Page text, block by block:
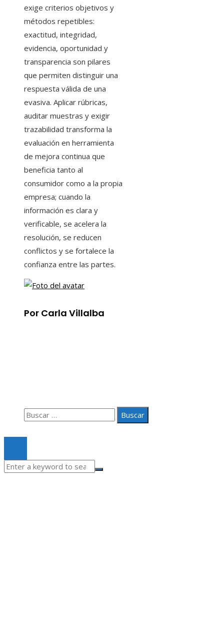
exige criterios objetivos y
métodos repetibles:
exactitud, integridad,
evidencia, oportunidad y
transparencia son pilares
que permiten distinguir una
respuesta válida de una
evasiva. Aplicar rúbricas,
auditar muestras y exigir
trazabilidad transforma la
evaluación en herramienta
de mejora continua que
beneficia tanto al
consumidor como a la propia
empresa; cuando la
información es clara y
verificable, se acelera la
resolución, se reducen
conflictos y se fortalece la
confianza entre las partes.
Por Carla Villalba
Buscar: